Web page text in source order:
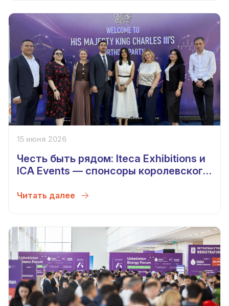
15 июня 2026
Честь быть рядом: Iteca Exhibitions и
ICA Events — спонсоры королевского
Читать далее